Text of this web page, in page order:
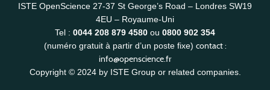
ISTE OpenScience 27-37 St George’s Road – Londres SW19
4EU – Royaume-Uni
Tel : 0044 208 879 4580 ou 0800 902 354
(numéro gratuit à partir d’un poste fixe) contact :
info@openscience.fr
Copyright © 2024 by ISTE Group or related companies.